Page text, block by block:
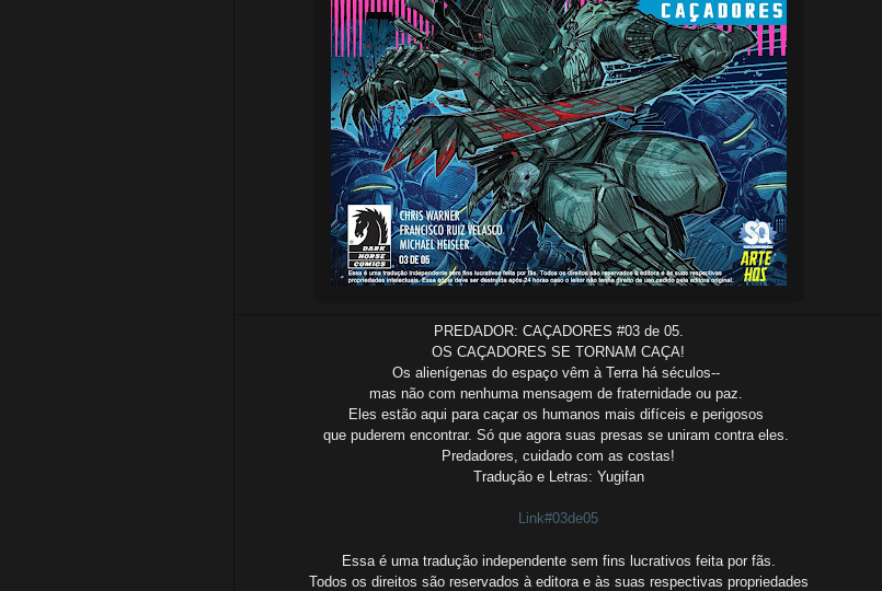
PREDADOR: CAÇADORES #03 de 05.
OS CAÇADORES SE TORNAM CAÇA!
Os alienígenas do espaço vêm à Terra há séculos--
mas não com nenhuma mensagem de fraternidade ou paz.
Eles estão aqui para caçar os humanos mais difíceis e perigosos
que puderem encontrar. Só que agora suas presas se uniram contra eles.
Predadores, cuidado com as costas!
Tradução e Letras: Yugifan
Link#03de05
Essa é uma tradução independente sem fins lucrativos feita por fãs.
Todos os direitos são reservados à editora e às suas respectivas propriedades